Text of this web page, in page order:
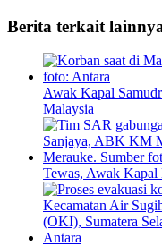
Berita terkait
Awak Kapal
Malaysia
Tewas, Awak Kapal